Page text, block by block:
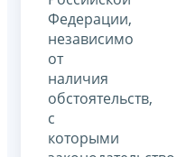
Федерации,
независимо
от
наличия
обстоятельств,
с
которыми